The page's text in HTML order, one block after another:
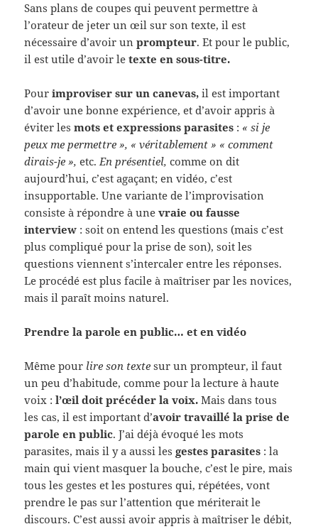
Sans plans de coupes qui peuvent permettre à
l’orateur de jeter un œil sur son texte, il est
nécessaire d’avoir unprompteur. Et pour le public,
il est utile d’avoir le texte en sous-titre.
Pourimproviser sur un canevas, il est important
d’avoir une bonne expérience, et d’avoir appris à
éviter lesmots et expressions parasites : « si je
peux me permettre », « véritablement » « comment
dirais-je », etc.En présentiel, comme on dit
aujourd’hui, c’est agaçant; en vidéo, c’est
insupportable. Une variante de l’improvisation
consiste à répondre à unevraie ou fausse
interview : soit on entend les questions (mais c’est
plus compliqué pour la prise de son), soit les
questions viennent s’intercaler entre les réponses.
Le procédé est plus facile à maîtriser par les novices,
mais il paraît moins naturel.
Prendre la parole en public… et en vidéo
Même pour lire son texte sur un prompteur, il faut
un peu d’habitude, comme pour la lecture à haute
voix :l’œil doit précéder la voix. Mais dans tous
les cas, il est important d’avoir travaillé la prise de
parole en public. J’ai déjà évoqué les mots
parasites, mais il y a aussi lesgestes parasites : la
main qui vient masquer la bouche, c’est le pire, mais
tous les gestes et les postures qui, répétées, vont
prendre le pas sur l’attention que mériterait le
discours. C’est aussi avoir appris à maîtriser le débit,